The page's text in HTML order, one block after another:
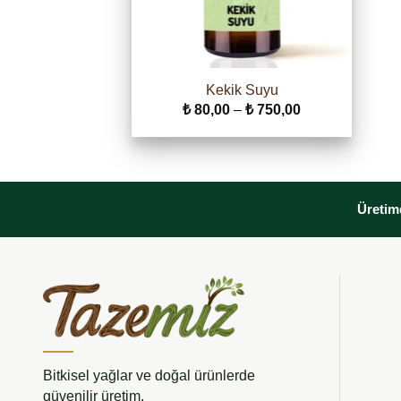
Kekik Suyu
₺80,00 –₺750,00Fiyat
₺ 80,00
-
Bitkisel yağlar ve doğal ürünlerde
güvenilir üretim.